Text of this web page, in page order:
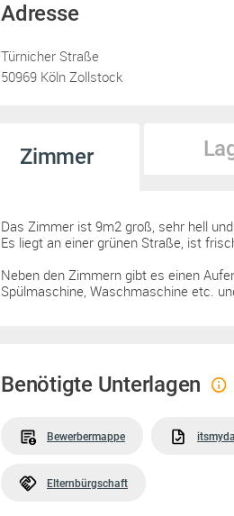
Adresse
Türnicher Straße
50969 Köln Zollstock
Zimmer
Das Zimmer ist 9m2 groß, sehr hell
Es liegt an einer grünen Straße, ist
Neben den Zimmern gibt es einen
Spülmaschine, Waschmaschine etc.
Benötigte Unterlagen
Bewerbermappe
Elternbürgschaft